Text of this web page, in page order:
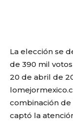
La elección se
de 390 mil
20 de abril de
combinación de
captó la